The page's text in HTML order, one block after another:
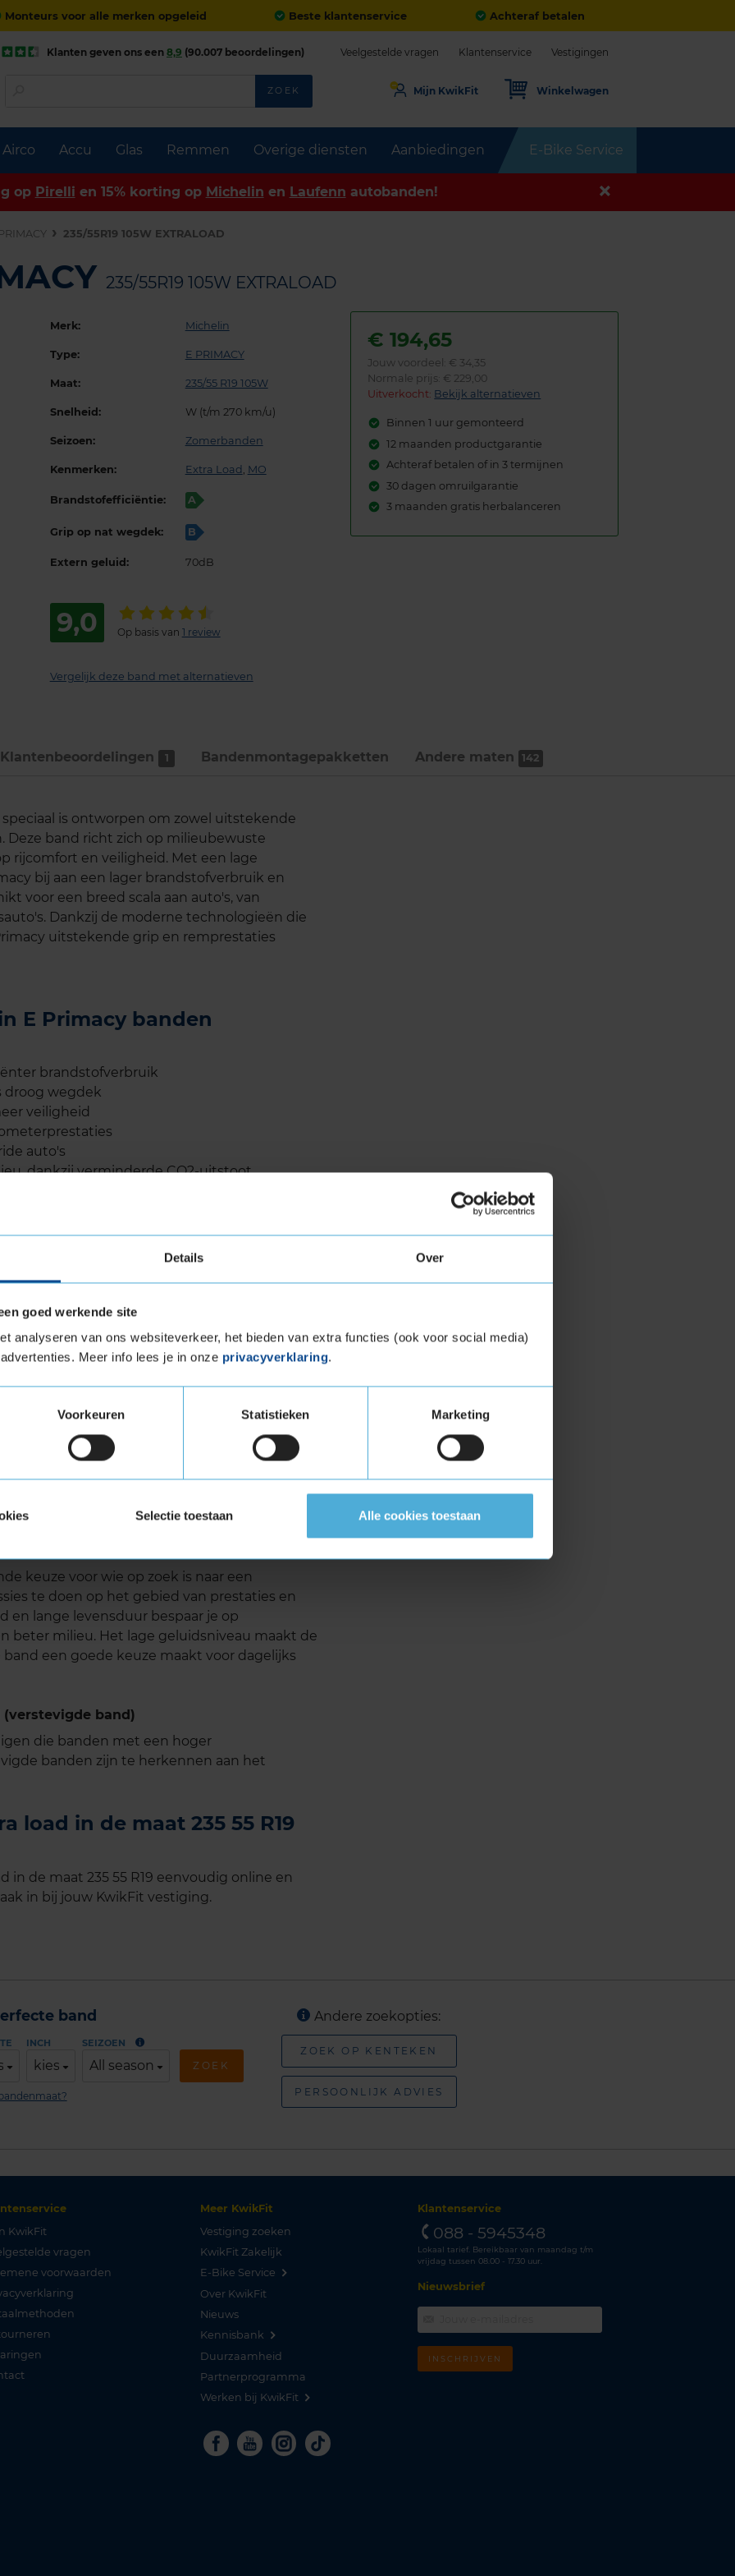
Details Over
goed werkende site
analyseren van ons websiteverkeer, het bieden van extra functies (ook voor social media)
Meer info lees je in onze privacyverklaring.
Voorkeuren Statistieken Marketing
Selectie toestaan Alle cookies toestaan
Monteurs voor alle merken opgeleid Beste klantenservice Achteraf betalen
Airco Accu Glas Remmen Overige diensten Aanbiedingen E-Bike Service
Klanten geven ons een 8,9 (90.007 beoordelingen) Veelgestelde vragen Klantenservice Vestigingen
ZOEK Mijn KwikFit Winkelwagen
op Pirelli en 15% korting op Michelin en Laufenn autobanden!
235/55R19 105W EXTRALOAD
235/55R19 105W EXTRALOAD
Merk: Michelin
Type: E PRIMACY
Maat: 235/55 R19 105W
Snelheid: W (t/m 270 km/u)
Seizoen: Zomerbanden
Kenmerken: Extra Load , MO
Brandstofefficiëntie: A
Grip op nat wegdek: B
Extern geluid: 70dB
9,0 Op basis van 1 review
Vergelijk deze band met alternatieven
€194,65
Jouw voordeel: € 34,35
Normale prijs: € 229,00
Uitverkocht: Bekijk alternatieven
Binnen 1 uur gemonteerd
12 maanden productgarantie
Achteraf betalen of in 3 termijnen
30 dagen omruilgarantie
3 maanden gratis herbalanceren
Klantenbeoordelingen 1 Bandenmontage­pakketten Andere maten 142
is ontworpen om zowel uitstekende
Deze band richt zich op milieubewuste
rijcomfort en veiligheid. Met een lage
bij aan een lager brandstofverbruik en
voor een breed scala aan auto's, van
Dankzij de moderne technologieën die
uitstekende grip en remprestaties
E Primacy banden
brandstofverbruik
droog wegdek
veiligheid
auto's
dankzij verminderde CO2-uitstoot
een focus op duurzaamheid. De speciale
profielontwerp zorgen voor een langere
band langer mee dan het gemiddelde van zijn
vaak je banden hoeft te vervangen, wat
het milieu. Onafhankelijke tests, zoals van
levensduur van deze band.
is aangenaam laag, wat zorgt voor een
profiel en de speciale
verminderd. Dit maakt de band ideaal voor
belangrijk vindt.
keuze voor wie op zoek is naar een
te doen op het gebied van prestaties en
en lange levensduur bespaar je op
beter milieu. Het lage geluidsniveau maakt de
een goede keuze maakt voor dagelijks
(verstevigde band)
die banden met een hoger
banden zijn te herkennen aan het
load in de maat 235 55 R19
in de maat 235 55 R19 eenvoudig online en
in bij jouw KwikFit vestiging.
band
INCH
kies
SEIZOEN
All season ZOEK
Andere zoekopties:
ZOEK OP KENTEKEN
PERSOONLIJK ADVIES
KwikFit
vragen
voorwaarden
Meer KwikFit
Vestiging zoeken
KwikFit Zakelijk
E-Bike Service
Over KwikFit
Nieuws
Kennisbank
Duurzaamheid
Partnerprogramma
Werken bij KwikFit
Facebook
YoutubeInstagram
Tiktok
Klantenservice
088 - 5945348
Lokaal tarief. Bereikbaar van maandag t/m
vrijdag tussen 08.00 - 17.30 uur.
Nieuwsbrief
INSCHRIJVEN